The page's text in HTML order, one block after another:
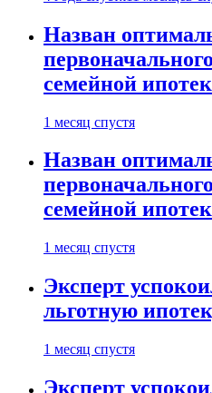
Назван
семейной
1 месяц спустя
Назван
семейной
1 месяц спустя
Эксперт
льготную
1 месяц спустя
Эксперт